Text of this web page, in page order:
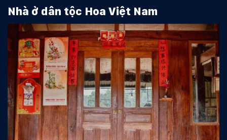
Nhà ở dân tộc Hoa Việt Nam